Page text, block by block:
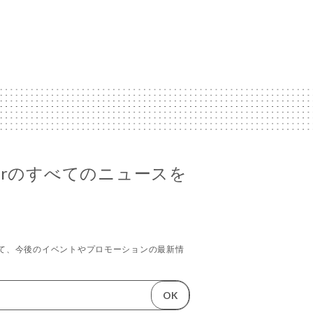
のすべてのニュースを
、今後のイベントやプロモーションの最新情
OK